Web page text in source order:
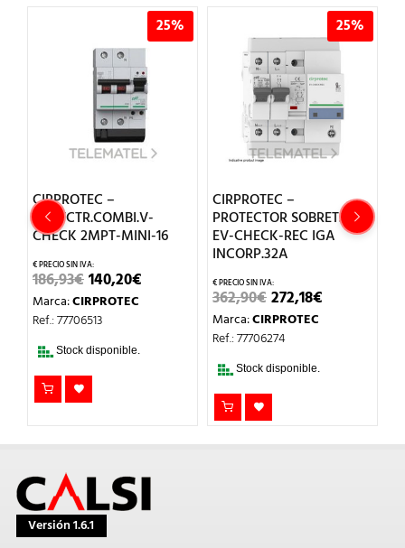
25%
CIRPROTEC –
PROTCTR.COMBI.V-
CHECK 2MPT-MINI-16
186,93€EL
PRECIO
ORIGINAL
ERA:
140,20€
Marca:CIRPROTEC
Ref.: 77706513
Stock disponible.
25%
CIRPROTEC –
PROTECTOR SOBRET.P+T
EV-CHECK-REC IGA
INCORP.32A
362,90€EL
PRECIO
ORIGINAL
ERA:
272,18€
Marca:CIRPROTEC
Ref.: 77706274
Stock disponible.
Versión 1.6.1